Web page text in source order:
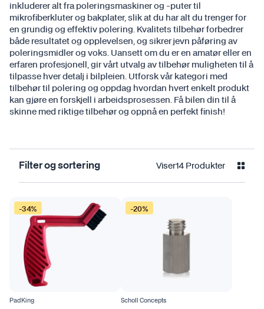
inkluderer alt fra poleringsmaskiner og -puter til
mikrofiberkluter og bakplater, slik at du har alt du trenger for
en grundig og effektiv polering. Kvalitets tilbehør forbedrer
både resultatet og opplevelsen, og sikrer jevn påføring av
poleringsmidler og voks. Uansett om du er en amatør eller en
erfaren profesjonell, gir vårt utvalg av tilbehør muligheten til å
tilpasse hver detalj i bilpleien. Utforsk vår kategori med
tilbehør til polering og oppdag hvordan hvert enkelt produkt
kan gjøre en forskjell i arbeidsprosessen. Få bilen din til å
skinne med riktige tilbehør og oppnå en perfekt finish!
Filter og sortering Viser14 Produkter
-34%
PadKing
-20%
Scholl Concepts